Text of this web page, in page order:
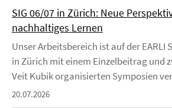
SIG 06/07 in Zürich: Neue
nachhaltiges Lernen
Unser Arbeitsbereich ist auf der EARLI
in Zürich mit einem Einzelbeitrag und
Veit Kubik organisierten Symposien
20.07.2026